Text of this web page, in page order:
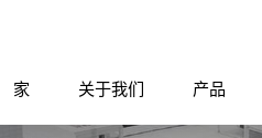
家 关于我们 产品